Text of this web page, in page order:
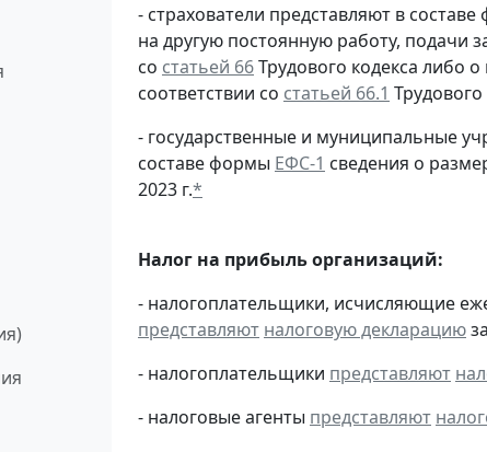
- страхователи представляют в
на другую постоянную работу, подачи
со статьей 66Трудового кодекса либо
соответствии со статьей 66.1
- государственные и муниципальные
составе формы ЕФС-1 сведения о
2023 г.*
Налог на прибыль организаций:
- налогоплательщики, исчисляющие
представляют налоговую декларацию
- налогоплательщики представляют
- налоговые агенты представляют